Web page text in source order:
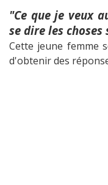
"Ce que je veux
se dire les
Cette jeune femme
d'obtenir des